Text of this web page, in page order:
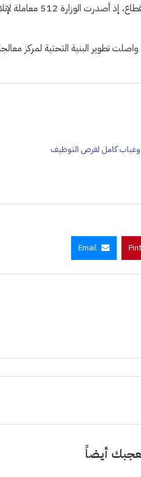
الكيميائية. كما واصلت تطوير البنية
كامل لفرص التوظيف
Email
أيضاً